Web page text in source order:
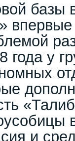
базы
года у
и